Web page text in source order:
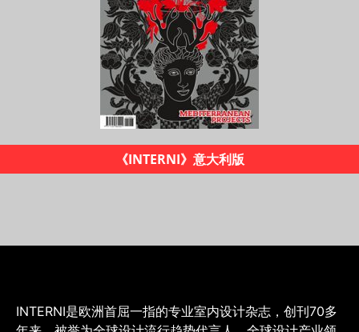
《INTERNI设计时代》杂志
INTERNI是欧洲首屈一指的专业室内设计杂志，创刊70多